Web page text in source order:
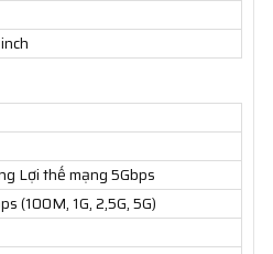
Lợi thế mạng 5Gbps
(100M, 1G, 2,5G, 5G)